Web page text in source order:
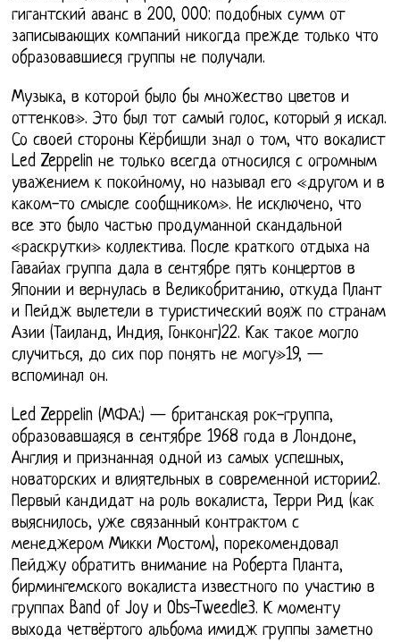
гигантский аванс в 200, 000: подобных сумм от
записывающих компаний никогда прежде только что
образовавшиеся группы не получали.
Музыка, в которой было бы множество цветов и
оттенков». Это был тот самый голос, который я искал.
Со своей стороны Кёрбишли знал о том, что вокалист
Led Zeppelin не только всегда относился с огромным
уважением к покойному, но называл его «другом и в
каком-то смысле сообщником». Не исключено, что
все это было частью продуманной скандальной
«раскрутки» коллектива. После краткого отдыха на
Гавайах группа дала в сентябре пять концертов в
Японии и вернулась в Великобританию, откуда Плант
и Пейдж вылетели в туристический вояж по странам
Азии (Таиланд, Индия, Гонконг)22. Как такое могло
случиться, до сих пор понять не могу»19, —
вспоминал он.
Led Zeppelin (МФА:) — британская рок-группа,
образовавшаяся в сентябре 1968 года в Лондоне,
Англия и признанная одной из самых успешных,
новаторских и влиятельных в современной истории2.
Первый кандидат на роль вокалиста, Терри Рид (как
выяснилось, уже связанный контрактом с
менеджером Микки Мостом), порекомендовал
Пейджу обратить внимание на Роберта Планта,
бирмингемского вокалиста известного по участию в
группах Band of Joy и Obs-Tweedle3. К моменту
выхода четвёртого альбома имидж группы заметно